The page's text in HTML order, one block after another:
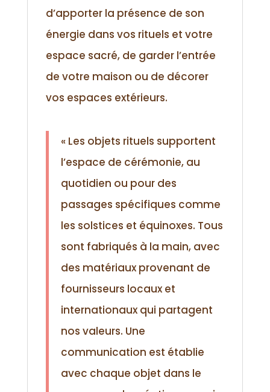
d’apporter la présence de son
énergie dans vos rituels et votre
espace sacré, de garder l’entrée
de votre maison ou de décorer
vos espaces extérieurs.
« Les objets rituels supportent
l’espace de cérémonie, au
quotidien ou pour des
passages spécifiques comme
les solstices et équinoxes. Tous
sont fabriqués à la main, avec
des matériaux provenant de
fournisseurs locaux et
internationaux qui partagent
nos valeurs. Une
communication est établie
avec chaque objet dans le